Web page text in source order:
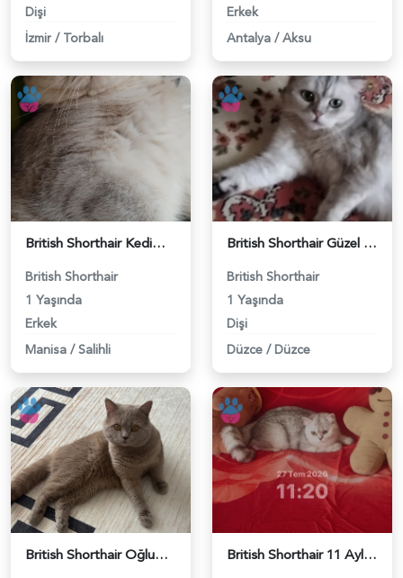
Dişi
İzmir / Torbalı
Erkek
Antalya / Aksu
British Shorthair Kedimize eş arıyoruz - 118984628
British Shorthair
1 Yaşında
Erkek
Manisa / Salihli
British Shorthair Güzel kızımıza eş arıyoruz - 118984633
British Shorthair
1 Yaşında
Dişi
Düzce / Düzce
British Shorthair Oğlumuza eş arıyoruz - 118984638 British Shorthair 11 Aylık Kızım Eş Arıyor - 118984640